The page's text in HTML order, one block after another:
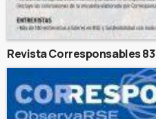
Revista Corresponsables 83